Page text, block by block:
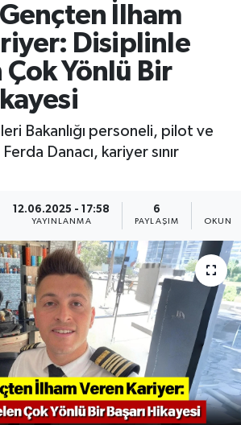
Gençten İlham
Disiplinle
Çok Yönlü Bir
Bakanlığı personeli, pilot ve
Danacı, kariyer sınır
12.06.2025 - 17:58
YAYINLANMA
6
PAYLAŞIM